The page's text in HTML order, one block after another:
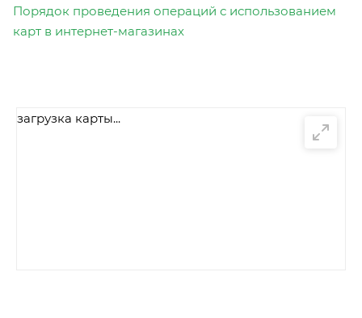
Порядок проведения операций с использованием
карт в интернет-магазинах
загрузка карты...